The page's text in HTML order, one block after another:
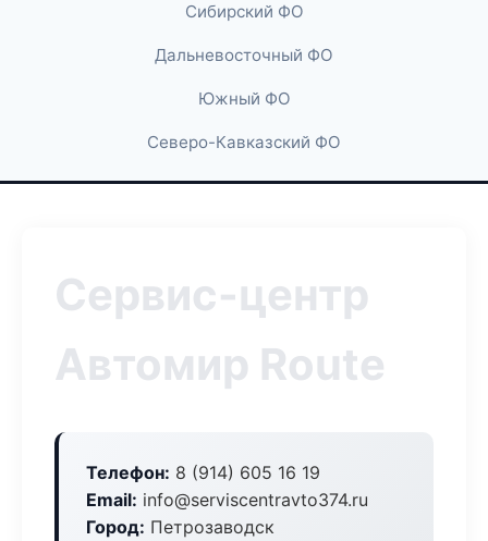
Сибирский ФО
Дальневосточный ФО
Южный ФО
Северо-Кавказский ФО
Сервис-центр
Автомир Route
Телефон: 8 (914) 605 16 19
Email: info@serviscentravto374.ru
Город: Петрозаводск